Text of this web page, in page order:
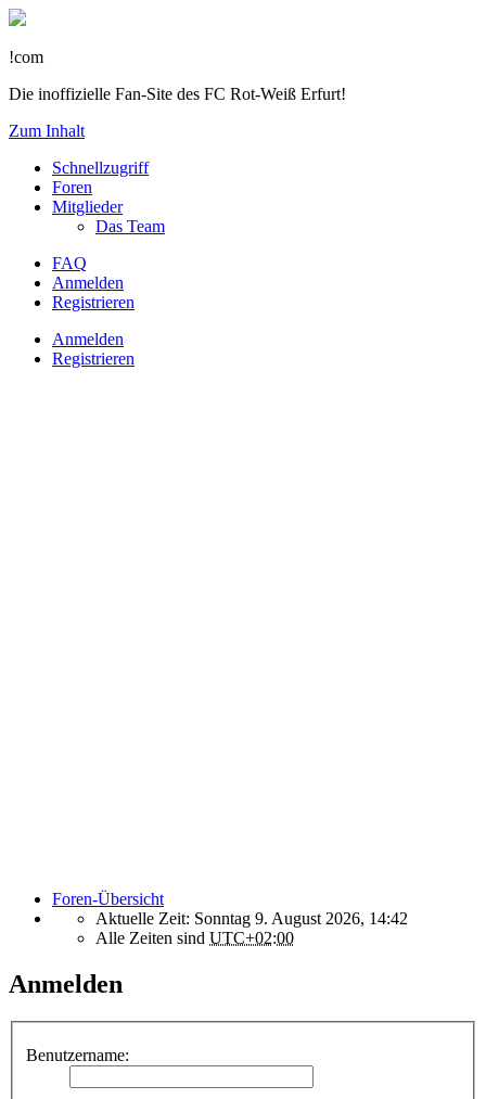
!com
Die inoffizielle Fan-Site des FC Rot-Weiß Erfurt!
Zum Inhalt
Schnellzugriff
Foren
Mitglieder
Das Team
FAQ
Anmelden
Registrieren
Anmelden
Registrieren
Foren-Übersicht
Aktuelle Zeit: Sonntag 9. August 2026, 14:42
Alle Zeiten sind UTC+02:00
Anmelden
Benutzername: